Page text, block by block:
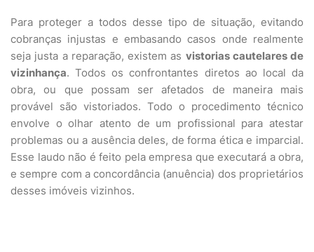
Para proteger a todos desse tipo de situação, evitando
cobranças injustas e embasando casos onde realmente
seja justa a reparação, existem as vistorias cautelares de
vizinhança. Todos os confrontantes diretos ao local da
obra, ou que possam ser afetados de maneira mais
provável são vistoriados. Todo o procedimento técnico
envolve o olhar atento de um profissional para atestar
problemas ou a ausência deles, de forma ética e imparcial.
Esse laudo não é feito pela empresa que executará a obra,
e sempre com a concordância (anuência) dos proprietários
desses imóveis vizinhos.